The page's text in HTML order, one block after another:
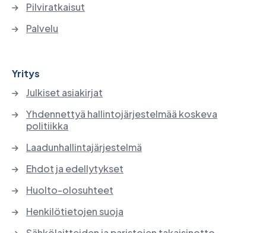
Pilviratkaisut
Palvelu
Yritys
Julkiset asiakirjat
Yhdennettyä hallintojärjestelmää koskeva
politiikka
Laadunhallintajärjestelmä
Ehdot ja edellytykset
Huolto-olosuhteet
Henkilötietojen suoja